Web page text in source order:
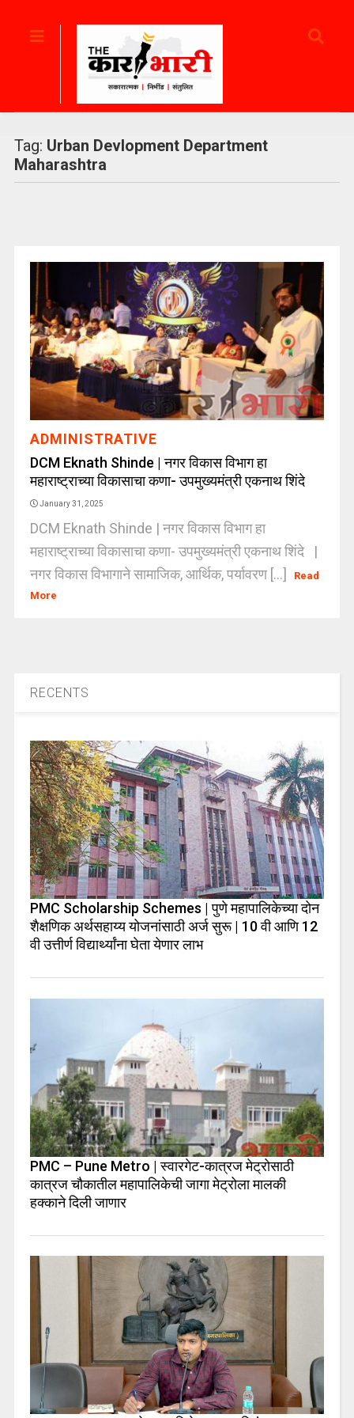
Tag: Urban Devlopment Department
Maharashtra
ADMINISTRATIVE
DCM Eknath Shinde | नगर विकास विभाग हा
महाराष्ट्राच्या विकासाचा कणा- उपमुख्यमंत्री एकनाथ शिंदे
January 31, 2025
DCM Eknath Shinde | नगर विकास विभाग हा
महाराष्ट्राच्या विकासाचा कणा- उपमुख्यमंत्री एकनाथ शिंदे |
नगर विकास विभागाने सामाजिक, आर्थिक, पर्यावरण [...]
Read
More
RECENTS
PMC Scholarship Schemes | पुणे महापालिकेच्या दोन
शैक्षणिक अर्थसहाय्य योजनांसाठी अर्ज सुरू | 10 वी आणि 12
वी उत्तीर्ण विद्यार्थ्यांना घेता येणार लाभ
PMC – Pune Metro | स्वारगेट-कात्रज मेट्रोसाठी
कात्रज चौकातील महापालिकेची जागा मेट्रोला मालकी
हक्काने दिली जाणार